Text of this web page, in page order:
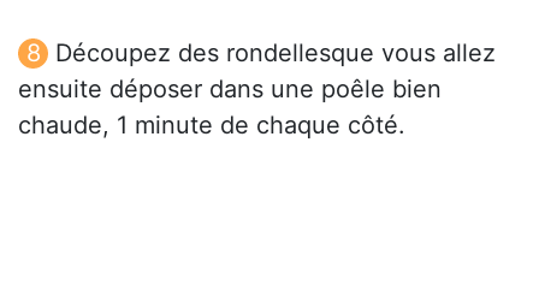
Découpez des rondellesque vous allez
ensuite déposer dans une poêle bien
chaude, 1 minute de chaque côté.